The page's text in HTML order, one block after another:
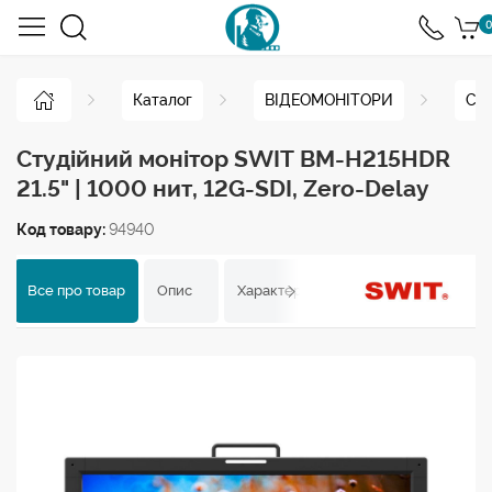
0
Каталог ВІДЕОМОНІТОРИ
Студійний монітор SWIT BM-H215HDR
21.5" | 1000 нит, 12G-SDI, Zero-Delay
Код товару:94940
Все про товар Опис Характеристики Відгуки